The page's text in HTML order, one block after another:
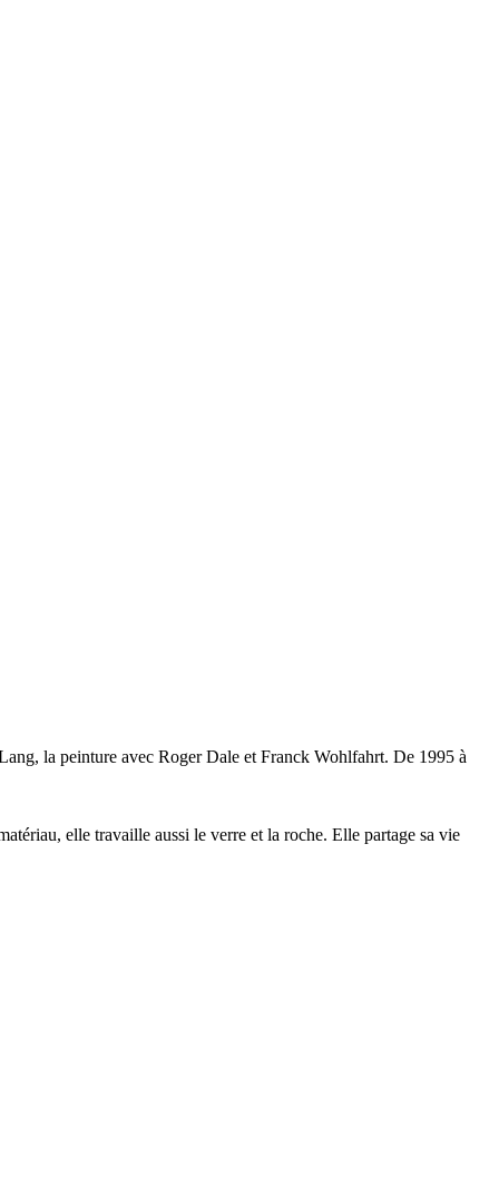
la peinture avec Roger Dale et Franck Wohlfahrt. De 1995 à
elle travaille aussi le verre et la roche. Elle partage sa vie